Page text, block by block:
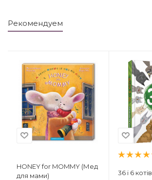
Рекомендуем
HONEY for MOMMY (Мед
для мами)
36 і 6 котів